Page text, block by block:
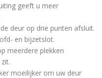
geeft u meer
deur op drie punten afsluit.
en bijzetslot.
meerdere plekken
moeilijker om uw deur